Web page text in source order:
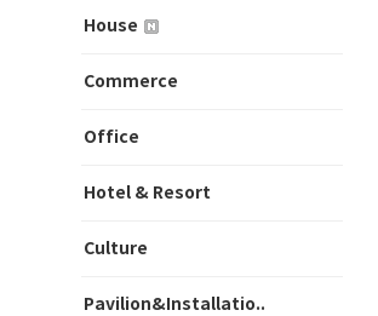
House
Commerce
Office
Hotel & Resort
Culture
Pavilion&Installatio..